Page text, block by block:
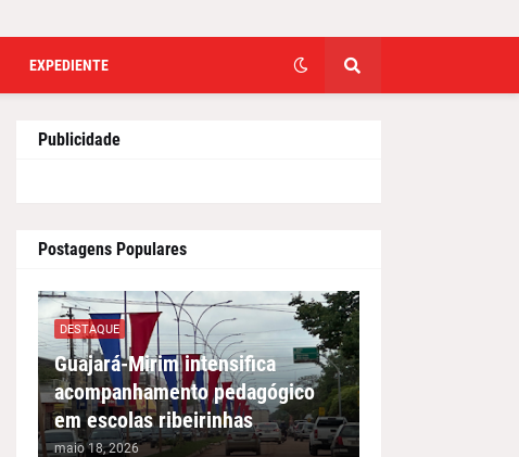
EXPEDIENTE
Publicidade
Postagens Populares
DESTAQUE
Guajará-Mirim intensifica
acompanhamento pedagógico
em escolas ribeirinhas
maio 18, 2026